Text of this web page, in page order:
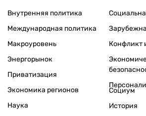
Внутренняя политика
Международная политика
Макроуровень
Энергорынок
Приватизация
Экономика регионов
Конфликт
Наука
Социум
История